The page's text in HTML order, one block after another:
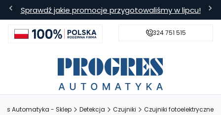
Sprawdź jakie promocje przygotowaliśmy w lipcu!
Bezpieczna wysyłka
324 751 515
Automatyka - Sklep Detekcja Czujniki Czujniki fotoelektryczne